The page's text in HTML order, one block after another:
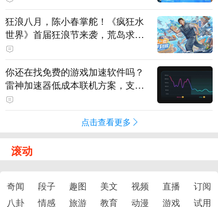
狂浪八月，陈小春掌舵！《疯狂水
世界》首届狂浪节来袭，荒岛求生
直播即将开启
你还在找免费的游戏加速软件吗？
雷神加速器低成本联机方案，支持
免费试用
点击查看更多
滚动
奇闻 段子 趣图 美文 视频 直播
订阅
八卦
情感 旅游 教育 动漫 游戏 试用